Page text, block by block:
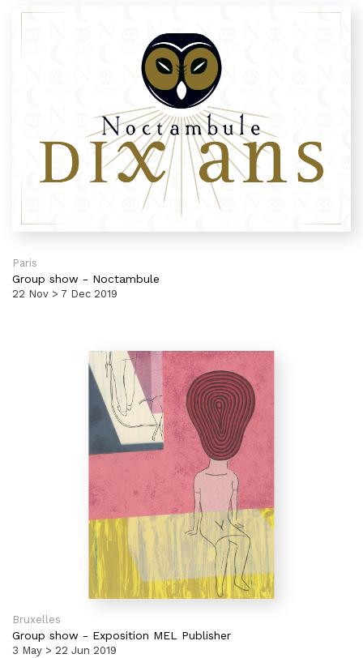
Paris
Group show - Noctambule
22 Nov > 7 Dec 2019
Bruxelles
Group show - Exposition MEL Publisher
3 May > 22 Jun 2019